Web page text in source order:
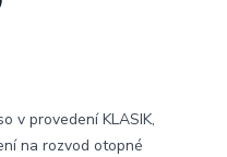
v provedení KLASIK,
na rozvod otopné